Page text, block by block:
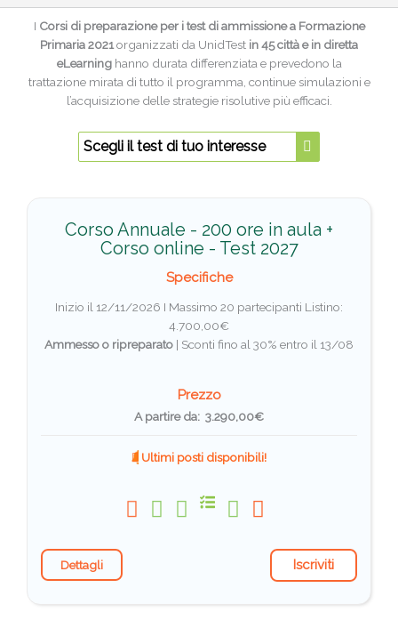
I Corsi di preparazione per i test di ammissione a Formazione
Primaria 2021organizzati da UnidTest in 45 città e in diretta
eLearninghanno durata differenziata e prevedono la
trattazione mirata di tutto il programma, continue simulazioni e
l’acquisizione delle strategie risolutive più efficaci.
Scegli il test di tuo interesse
Corso Annuale - 200 ore in aula +
Corso online - Test 2027
Specifiche
Inizio il 12/11/2026 I Massimo 20 partecipanti Listino:
4.700,00€
Ammesso o ripreparato | Sconti fino al 30% entro il 13/08
Prezzo
A partire da: 3.290,00€
Ultimi posti disponibili!
Dettagli Iscriviti